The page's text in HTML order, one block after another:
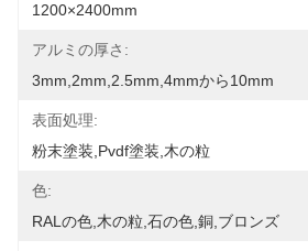
1200×2400mm
アルミの厚さ:
3mm,2mm,2.5mm,4mmから10mm
表面処理:
粉末塗装,pvdf塗装,木の粒
色:
RALの色,木の粒,石の色,銅,ブロンズ